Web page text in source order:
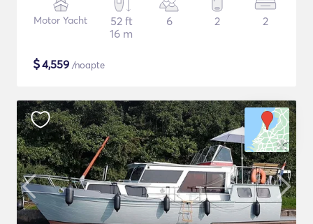
Motor Yacht
52 ft
16 m
6 2 2
$4,559 /noapte